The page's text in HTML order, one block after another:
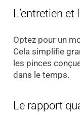
L’entretien
Optez pour un
Cela simplifie
les pinces
dans le temps.
Le rapport